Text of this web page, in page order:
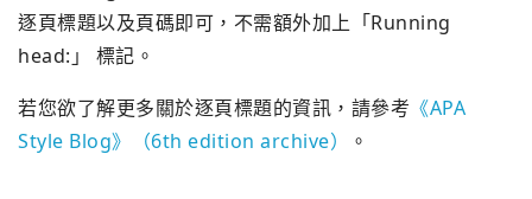
逐頁標題以及頁碼即可，不需額外加上「Running
head:」 標記。
若您欲了解更多關於逐頁標題的資訊，請參考 《APA
Style Blog》（6th edition archive）
。